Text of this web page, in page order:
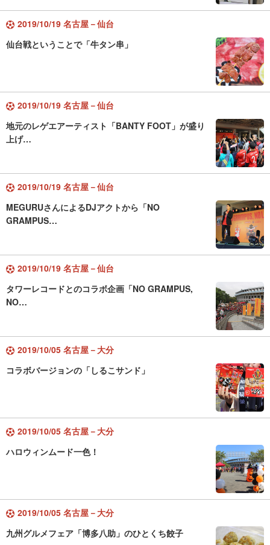
2019/10/19 名古屋－仙台
仙台戦ということで「牛タン串」
2019/10/19 名古屋－仙台
地元のレゲエアーティスト「BANTY FOOT」が盛り
上げ…
2019/10/19 名古屋－仙台
MEGURUさんによるDJアクトから「NO
GRAMPUS…
2019/10/19 名古屋－仙台
タワーレコードとのコラボ企画「NO GRAMPUS,
NO…
2019/10/05 名古屋－大分
コラボバージョンの「しるこサンド」
2019/10/05 名古屋－大分
ハロウィンムード一色！
2019/10/05 名古屋－大分
九州グルメフェア「博多八助」のひとくち餃子